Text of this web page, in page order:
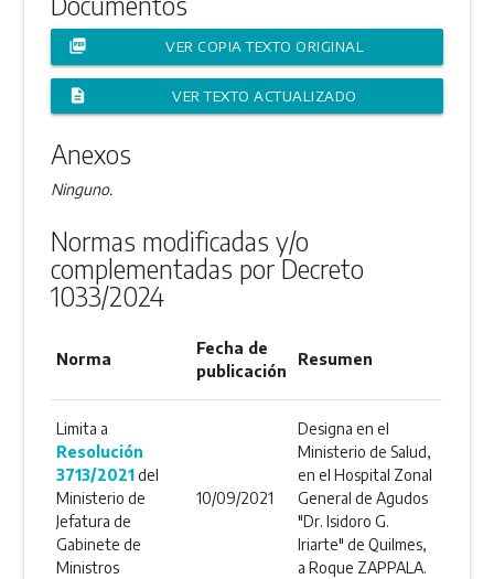
picture_as_pdf VER COPIA TEXTO ORIGINAL
description VER TEXTO ACTUALIZADO
Anexos
Ninguno.
Normas modificadas y/o
complementadas por Decreto
1033/2024
Norma
Fecha de
publicación
Resumen
Limita a
Resolución
3713/2021del
Ministerio de
Jefatura de
Gabinete de
Ministros
10/09/2021
Designa en el
Ministerio de Salud,
en el Hospital Zonal
General de Agudos
"Dr. Isidoro G.
Iriarte" de Quilmes,
a Roque ZAPPALA.